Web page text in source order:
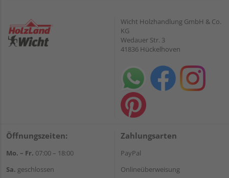
Wicht Holzhandlung GmbH & Co.
KG
Wedauer Str. 3
41836 Hückelhoven
Öffnungszeiten:
Mo. – Fr. 07:00 – 18:00
Sa. geschlossen
Zahlungsarten
PayPal
Onlineüberweisung